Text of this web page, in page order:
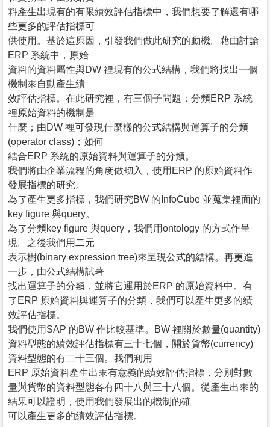
料產生出現有的有限績效評估指標中，我們想要了解還有哪
些更多的評估指標可
供使用。基於這原因，引發我們做此研究的動機。藉由討論
ERP 系統中，原始
資料的資料屬性與DW 裡現有的公式結構，我們將找出一個
機制來自動產生績
效評估指標。在此研究裡，有三個子問題：分類ERP 系統
裡原始資料的機制是
什麼；由DW 裡可發現什麼樣的公式結構與運算子的分類
(operator class)；如何
結合ERP 系統的原始資料與運算子的分類。
我們將由企業流程的角度做切入，使用ERP 的原始資料作
發展指標的研究。
為了產生更多指標，我們研究BW 的InfoCube 並蒐集裡面的
key figure 與query。
為了分類key figure 與query，我們用ontology 的方式作呈
現。之後我們用二元
表示樹(binary expression tree)來呈現公式的結構。再更進
一步，由公式結構試著
找出運算子的分類，並將它運用於ERP 的原始資料中。有
了ERP 原始資料與運算子的分類，我們可以產生更多的績
效評估指標。
我們使用SAP 的BW 作比較基準。BW 裡關於數量(quantity)
資料型態的績效評估指標有三十七個，關於貨幣(currency)
資料型態的有二十三個。我們利用
ERP 原始資料產生出來有意義的績效評估指標，分別對數
量與貨幣的資料型態各有四十八與三十八個。從產生出來的
結果可以證明，使用我們發展出的機制的確
可以產生更多的績效評估指標。